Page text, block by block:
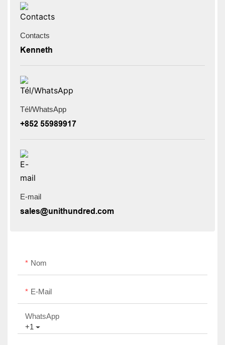
Contacts
Kenneth
Tél/WhatsApp
+852 55989917
E-mail
sales@unithundred.com
Nom
E-Mail
+1
WhatsApp